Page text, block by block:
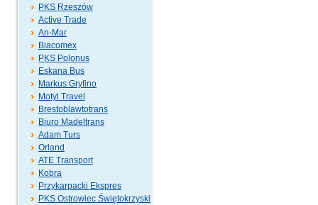
PKS Rzeszów
Active Trade
An-Mar
Biacomex
PKS Polonus
Eskana Bus
Markus Gryfino
Motyl Travel
Brestoblawtotrans
Biuro Madeltrans
Adam Turs
Orland
ATE Transport
Kobra
Przykarpacki Ekspres
PKS Ostrowiec Świętokrzyski